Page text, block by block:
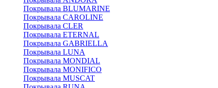
Покрывала BLUMARINE
Покрывала CAROLINE
Покрывала CLER
Покрывала ETERNAL
Покрывала GABRIELLA
Покрывала LUNA
Покрывала MONDIAL
Покрывала MONIFICO
Покрывала MUSCAT